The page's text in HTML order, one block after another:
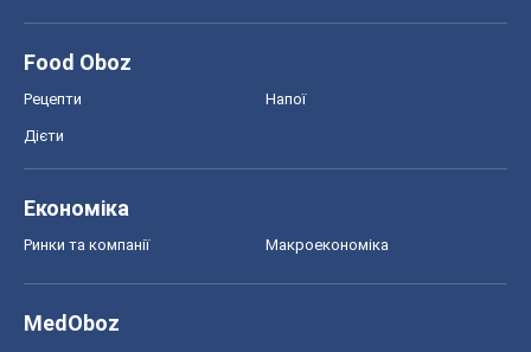
Food Oboz
Рецепти Напої
Дієти
Економіка
Ринки та компанії Макроекономіка
MedOboz